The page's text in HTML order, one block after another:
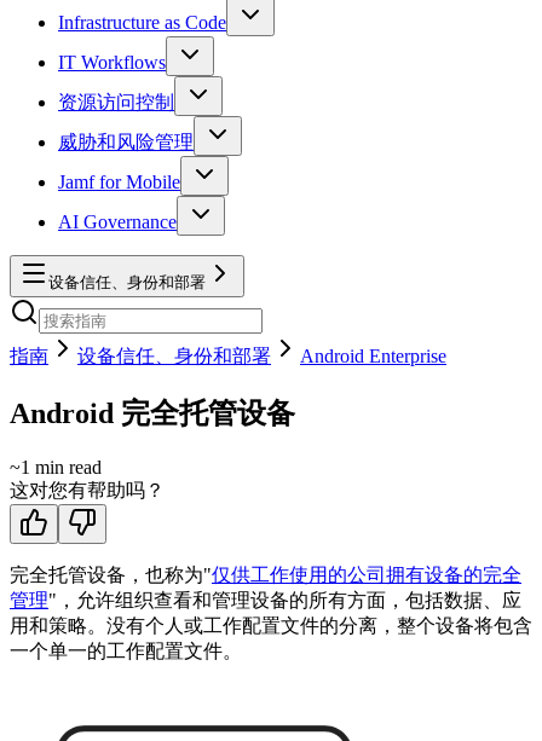
Infrastructure as Code
IT Workflows
资源访问控制
威胁和风险管理
Jamf for Mobile
AI Governance
设备信任、身份和部署
指南 设备信任、身份和部署 Android Enterprise
Android 完全托管设备
~1 min read
这对您有帮助吗？
完全托管设备，也称为"仅供工作使用的公司拥有设备的完全
管理"，允许组织查看和管理设备的所有方面，包括数据、应
用和策略。没有个人或工作配置文件的分离，整个设备将包含
一个单一的工作配置文件。